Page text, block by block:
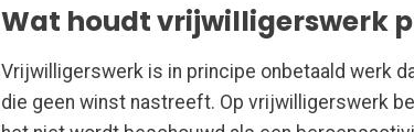
Wat houdt vrijwilligerswerk
Vrijwilligerswerk is in principe onbetaald werk
die geen winst nastreeft. Op vrijwilligerswerk